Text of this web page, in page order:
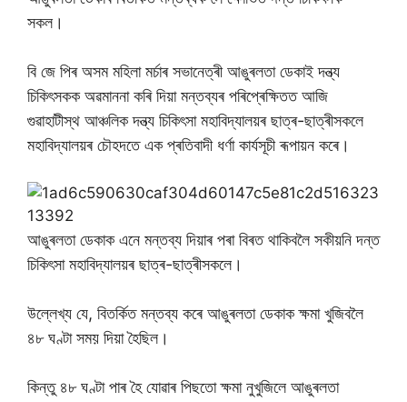
সকল।
বি জে পিৰ অসম মহিলা মৰ্চাৰ সভানেত্ৰী আঙুৰলতা ডেকাই দন্ত্য
চিকিৎসকক অৱমাননা কৰি দিয়া মন্তব্যৰ পৰিপ্ৰেক্ষিতত আজি
গুৱাহাটীস্থ আঞ্চলিক দন্ত্য চিকিৎসা মহাবিদ্যালয়ৰ ছাত্ৰ-ছাত্ৰীসকলে
মহাবিদ্যালয়ৰ চৌহদতে এক প্ৰতিবাদী ধৰ্ণা কাৰ্যসূচী ৰূপায়ন কৰে।
আঙুৰলতা ডেকাক এনে মন্তব্য দিয়াৰ পৰা বিৰত থাকিবলৈ সকীয়নি দন্ত
চিকিৎসা মহাবিদ্যালয়ৰ ছাত্ৰ-ছাত্ৰীসকলে।
উল্লেখ্য যে, বিতৰ্কিত মন্তব্য কৰে আঙুৰলতা ডেকাক ক্ষমা খুজিবলৈ
৪৮ ঘণ্টা সময় দিয়া হৈছিল।
কিন্তু ৪৮ ঘণ্টা পাৰ হৈ যোৱাৰ পিছতো ক্ষমা নুখুজিলে আঙুৰলতা